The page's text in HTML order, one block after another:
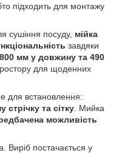
підходить для монтажу
сушіння посуду, мійка
завдяки
800 мм у довжину та 490
для щоденних
для встановлення:
та сітку . Мийка
можливість
Виріб постачається у